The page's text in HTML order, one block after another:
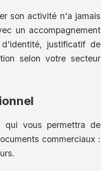
son activité n'a jamais
un accompagnement
justificatif de
selon votre secteur
qui vous permettra de
commerciaux :